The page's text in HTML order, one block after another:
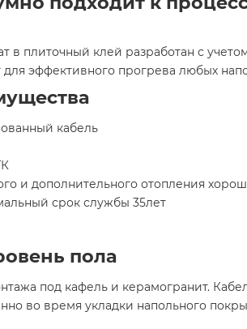
в плиточный клей разработан с
эффективного прогрева любых
кабель
и дополнительного отопления
срок службы 35лет
пола
под кафель и керамогранит.
во время укладки напольного